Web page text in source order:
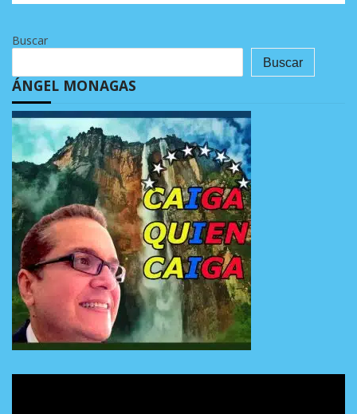
Buscar
Buscar
ÁNGEL MONAGAS